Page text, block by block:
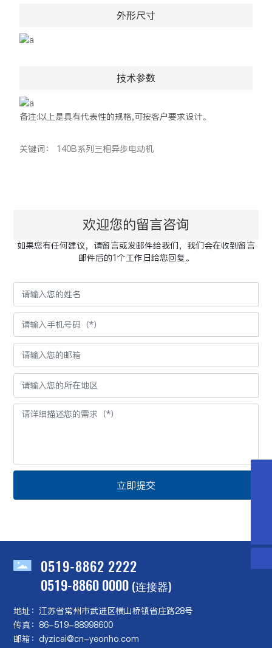
外形尺寸
技术参数
备注:以上是具有代表性的规格,可按客户要求设计。
关键词： 140B系列三相异步电动机
欢迎您的留言咨询
如果您有任何建议，请留言或发邮件给我们，我们会在收到留言
邮件后的1个工作日给您回复。
立即提交
0519-8862 2222
0519-8860 0000 (连接器)
地址：江苏省常州市武进区横山桥镇省庄路28号
传真：86-519-88998600
邮箱：dyzicai@cn-yeonho.com
微信二维码
dyzicai@cn-yeonho.com
微信二维码
dyzicai@cn-yeonho.com